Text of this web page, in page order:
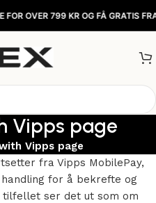
FOR OVER 799 KR OG FÅ GRATIS
Vipps page
Vipps page
fra Vipps MobilePay,
for å bekrefte og
ser det ut som om